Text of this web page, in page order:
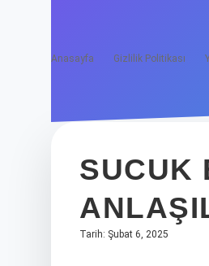
Anasayfa Gizlilik Politikası
SUCUK
Tarih: Şubat 6, 2025